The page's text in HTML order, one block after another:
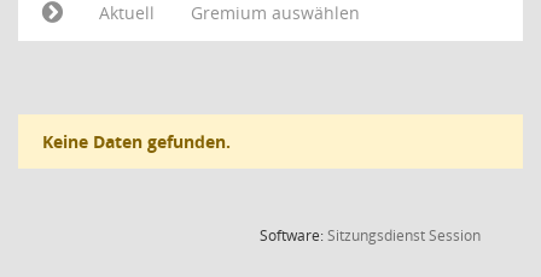
Aktuell
Gremium auswählen
Keine Daten gefunden.
Software:SitzungsdienstSession(Wird in